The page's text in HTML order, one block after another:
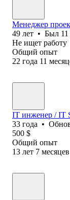
Менеджер
49 лет • Был
Не ищет работу
Общий опыт
22 года 11
IT инженер / IT
33 года •
500 $
Общий опыт
13 лет 7 месяцев